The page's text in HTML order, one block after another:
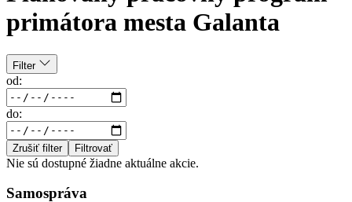
primátora mesta Galanta
Filter
od:
do:
Zrušiť filter Filtrovať
Nie sú dostupné žiadne aktuálne akcie.
Samospráva